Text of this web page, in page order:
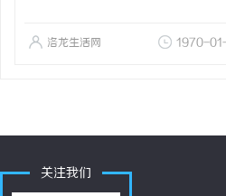
洛龙生活网 1970-
关注我们